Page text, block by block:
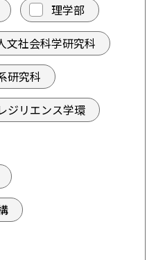
理学部
文社会科学研究科
研究科
ジリエンス学環